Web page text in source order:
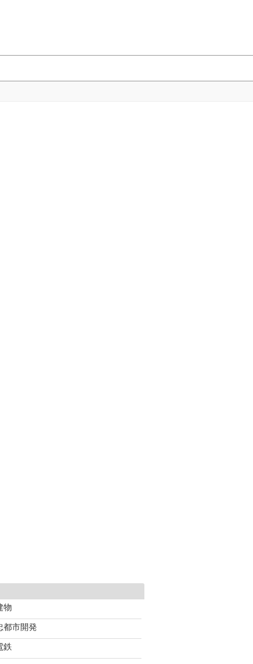
物
都市開発
鉄